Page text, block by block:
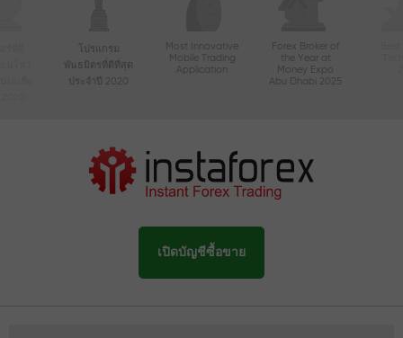
โปรแกรม
พันธมิตรที่ดีที่สุด
ประจำปี 2020
Most Innovative
Mobile Trading
Application
Forex Broker of
the Year at
Money Expo
Abu Dhabi 2025
เปิดบัญชีซื้อขาย